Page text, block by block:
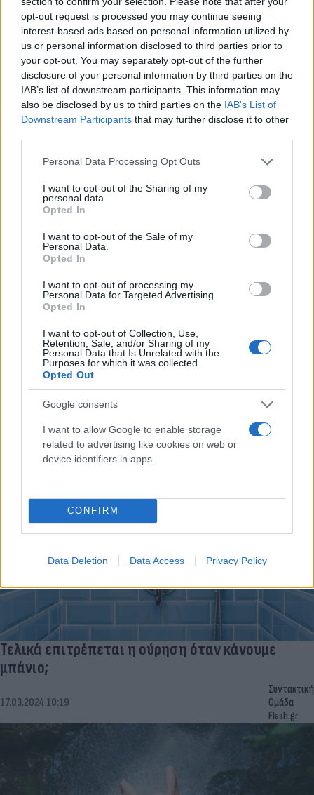
opt-out request is processed you may continue seeing
interest-based ads based on personal information utilized by
us or personal information disclosed to third parties prior to
your opt-out. You may separately opt-out of the further
disclosure of your personal information by third parties on the
IAB’s list of downstream participants. This information may
also be disclosed by us to third parties on the IAB’s List of
Downstream Participants that may further disclose it to other
Please note that this website/app uses one or more Google
not limited to your visit or usage behaviour. You may click to
grant or deny consent to Google and its third-party tags to
use your data for below specified purposes in below Google
consent section.
Personal Data Processing Opt Outs
I want to opt-out of the Sharing of my
personal data.
Opted In
I want to opt-out of the Sale of my
Personal Data.
Opted In
I want to opt-out of processing my
Personal Data for Targeted Advertising.
Opted In
I want to opt-out of Collection, Use,
Retention, Sale, and/or Sharing of my
Personal Data that Is Unrelated with the
Purposes for which it was collected.
Opted Out
Google consents
I want to allow Google to enable storage
related to advertising like cookies on web or
device identifiers in apps.
CONFIRM
Data Deletion Data Access Privacy Policy
04.05.2024 16:56
Ομάδα
Αυτές είναι οι πιο ανθυγιεινές συνήθειες που
έχεις στο μπάνιο και δεν το ξέρεις
25.03.2024 23:14
Συντακτική
Τελικά επιτρέπεται η ούρηση όταν κάνουμε
μπάνιο;
17.03.2024 10:19
Συντακτική
Ομάδα
Flash.gr